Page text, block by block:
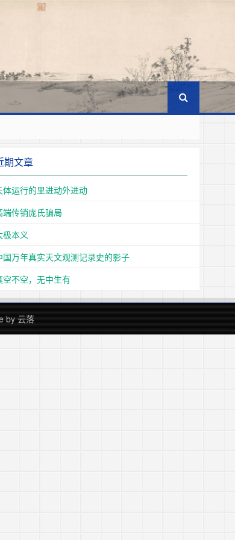
。
期文章
体运行的里进动外进动
端传销庞氏骗局
极本义
国万年真实天文观测记录史的影子
空不空，无中生有
by 云落